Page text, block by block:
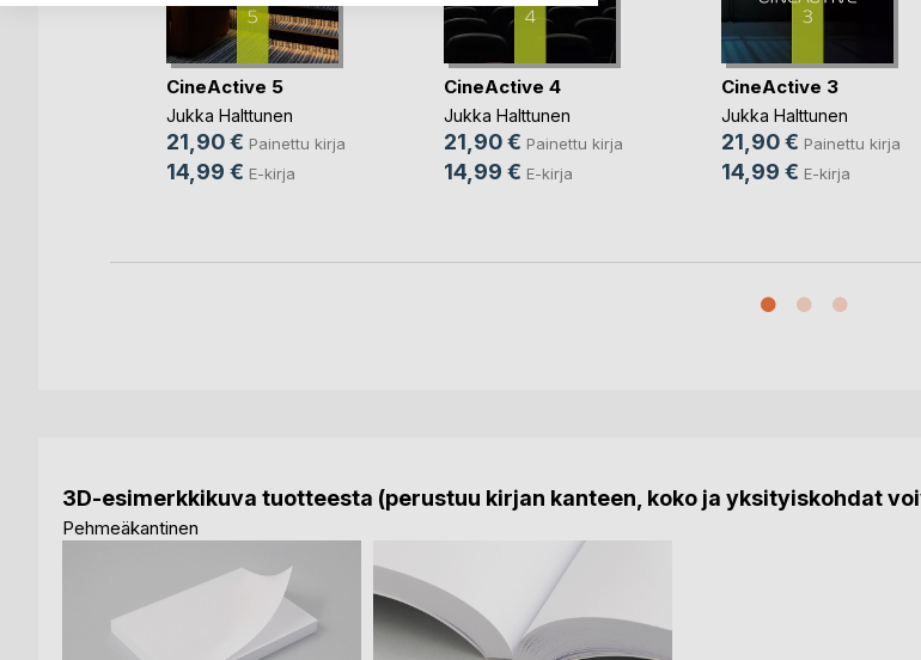
CineActive 5
Jukka Halttunen
21,90 € Painettu kirja
14,99 € E-kirja
CineActive 4
Jukka Halttunen
21,90 € Painettu kirja
14,99 € E-kirja
CineActive 3
Jukka Halttunen
21,90 € Painettu kirja
14,99 € E-kirja
3D-esimerkkikuva tuotteesta (perustuu kirjan kanteen, koko ja yksityiskohdat
Pehmeäkantinen